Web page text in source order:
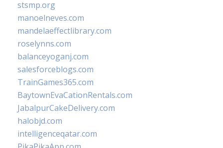
stsmp.org
manoelneves.com
mandelaeffectlibrary.com
roselynns.com
balanceyoganj.com
salesforceblogs.com
TrainGames365.com
BaytownEvaCationRentals.com
JabalpurCakeDelivery.com
halobjd.com
intelligenceqatar.com